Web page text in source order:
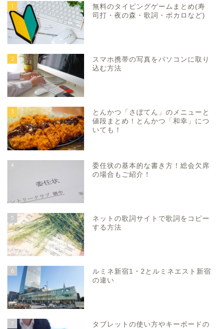
1
無料のタイピングゲームまとめ(寿
司打・夜の森・歌詞・ボカロなど)
2
スマホ携帯の写真をパソコンに取り
込む方法
3
とんかつ「さぼてん」のメニューと
値段まとめ！とんかつ「和幸」につ
いても！
4
委任状の基本的な書き方！総会欠席
の場合もご紹介！
5
ネットの歌詞サイトで歌詞をコピー
する方法
6
ルミネ新宿1・2とルミネエスト新宿
の違い
7
タブレットの使い方やキーボードの